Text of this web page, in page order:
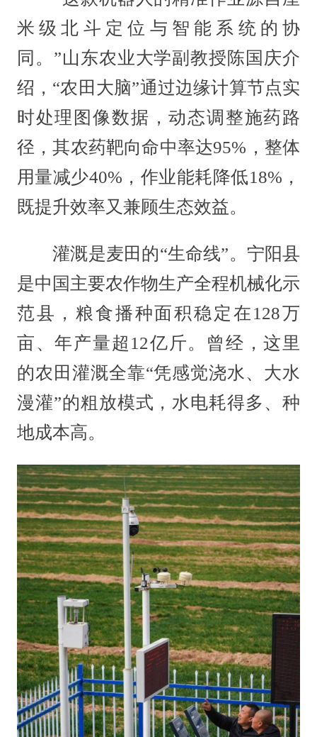
米级北斗定位与智能系统的协
同。”山东农业大学副教授陈国庆介
绍，“农田大脑”通过边缘计算节点实
时处理图像数据，动态调整施药路
径，其农药靶向命中率达95%，整体
用量减少40%，作业能耗降低18%，
既提升效率又兼顾生态效益。
灌溉是麦田的“生命线”。宁阳县
是中国主要农作物生产全程机械化示
范县，粮食播种面积稳定在128万
亩、年产量超12亿斤。曾经，这里
的农田灌溉全靠“凭感觉浇水、大水
漫灌”的粗放模式，水电耗得多、种
地成本高。